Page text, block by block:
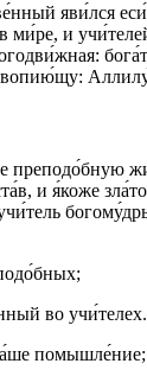
яви́лся
ми́ре, и
вопию́щу:
преподо́бную
и я́коже
во учи́телех.
помышле́ние;